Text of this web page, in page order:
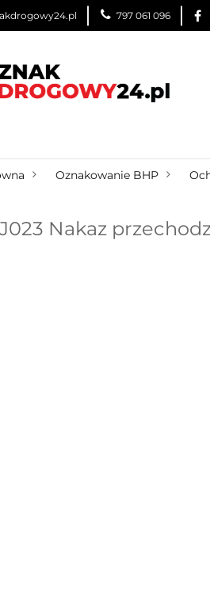
797 061 096
ZNAKI DROGOWE
Oznakowanie BHP
Nakaz